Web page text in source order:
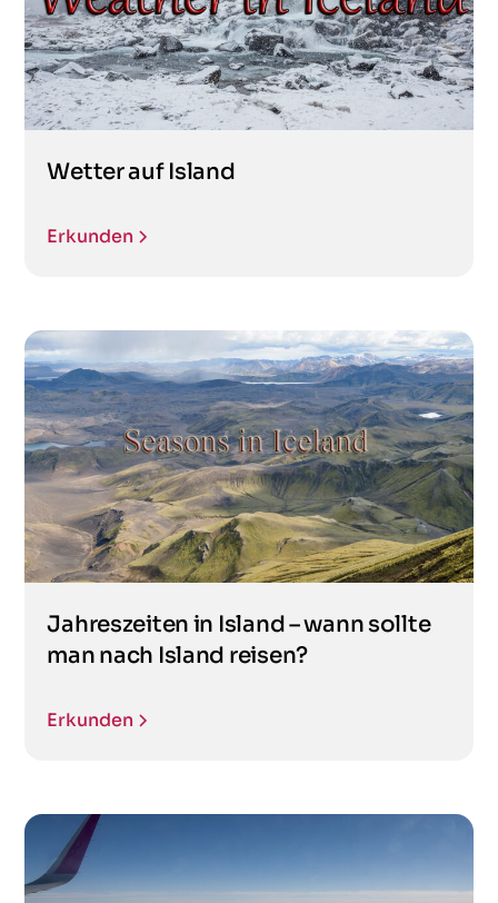
Wetter auf Island
Erkunden
Jahreszeiten in Island – wann sollte
man nach Island reisen?
Erkunden